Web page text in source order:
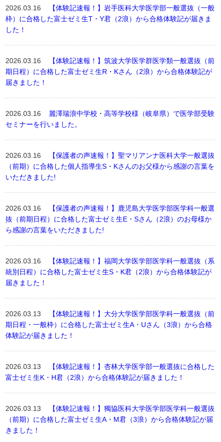
2026.03.16
【体験記速報！】岩手医科大学医学部一般選抜（一般
枠）に合格した富士ゼミ生T・Y君（2浪）から合格体験記が届きま
した！
2026.03.16
【体験記速報！】筑波大学医学群医学類一般選抜（前
期日程）に合格した富士ゼミ生R・Kさん（2浪）から合格体験記が
届きました！
2026.03.16 麗澤瑞浪中学校・高等学校様（岐阜県）で医学部受験
セミナーを行いました。
2026.03.16
【保護者の声速報！】聖マリアンナ医科大学一般選抜
（前期）に合格した個人指導生S・Kさんのお父様から感謝の言葉を
いただきました!
2026.03.16
【保護者の声速報！】鹿児島大学医学部医学科一般選
抜（前期日程）に合格した富士ゼミ生E・Sさん（2浪）のお母様か
ら感謝の言葉をいただきました!
2026.03.16
【体験記速報！】福岡大学医学部医学科一般選抜（系
統別日程）に合格した富士ゼミ生S・K君（2浪）から合格体験記が
届きました！
2026.03.13
【体験記速報！】大分大学医学部医学科一般選抜（前
期日程・一般枠）に合格した富士ゼミ生A・Uさん（3浪）から合格
体験記が届きました！
2026.03.13
【体験記速報！】杏林大学医学部一般選抜に合格した
富士ゼミ生K・H君（2浪）から合格体験記が届きました！
2026.03.13
【体験記速報！】獨協医科大学医学部医学科一般選抜
（前期）に合格した富士ゼミ生A・M君（3浪）から合格体験記が届
きました！